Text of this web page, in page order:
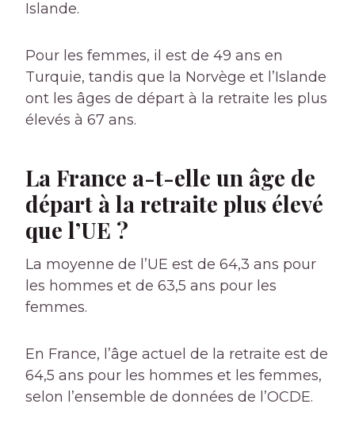
Islande.
Pour les femmes, il est de 49 ans en
Turquie, tandis que la Norvège et l’Islande
ont les âges de départ à la retraite les plus
élevés à 67 ans.
La France a-t-elle un âge de
départ à la retraite plus élevé
que l’UE ?
La moyenne de l’UE est de 64,3 ans pour
les hommes et de 63,5 ans pour les
femmes.
En France, l’âge actuel de la retraite est de
64,5 ans pour les hommes et les femmes,
selon l’ensemble de données de l’OCDE.